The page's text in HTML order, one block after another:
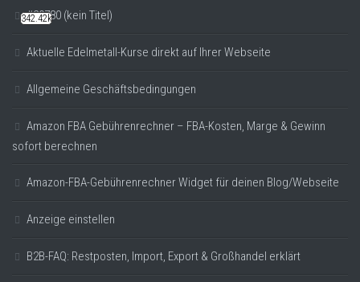
#20780 (kein Titel)
Aktuelle Edelmetall-Kurse direkt auf Ihrer Webseite
Allgemeine Geschäftsbedingungen
Amazon FBA Gebührenrechner – FBA-Kosten, Marge & Gewinn
sofort berechnen
Amazon-FBA-Gebührenrechner Widget für deinen Blog/Webseite
Anzeige einstellen
B2B-FAQ: Restposten, Import, Export & Großhandel erklärt
342.42k